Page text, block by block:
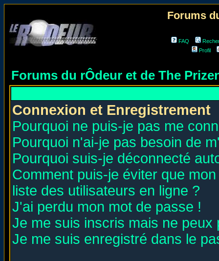
Forums
FAQ
Profil
Forums du rÔdeur et de The
Connexion et Enregistrement
Pourquoi ne puis-je pas me
Pourquoi n'ai-je pas besoin de
Pourquoi suis-je déconnecté
Comment puis-je éviter que
liste des utilisateurs en ligne ?
J'ai perdu mon mot de passe !
Je me suis inscris mais ne peux
Je me suis enregistré dans le